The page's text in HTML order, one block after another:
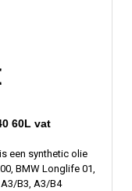
60L vat
een synthetic olie
BMW Longlife 01,
B3, A3/B4